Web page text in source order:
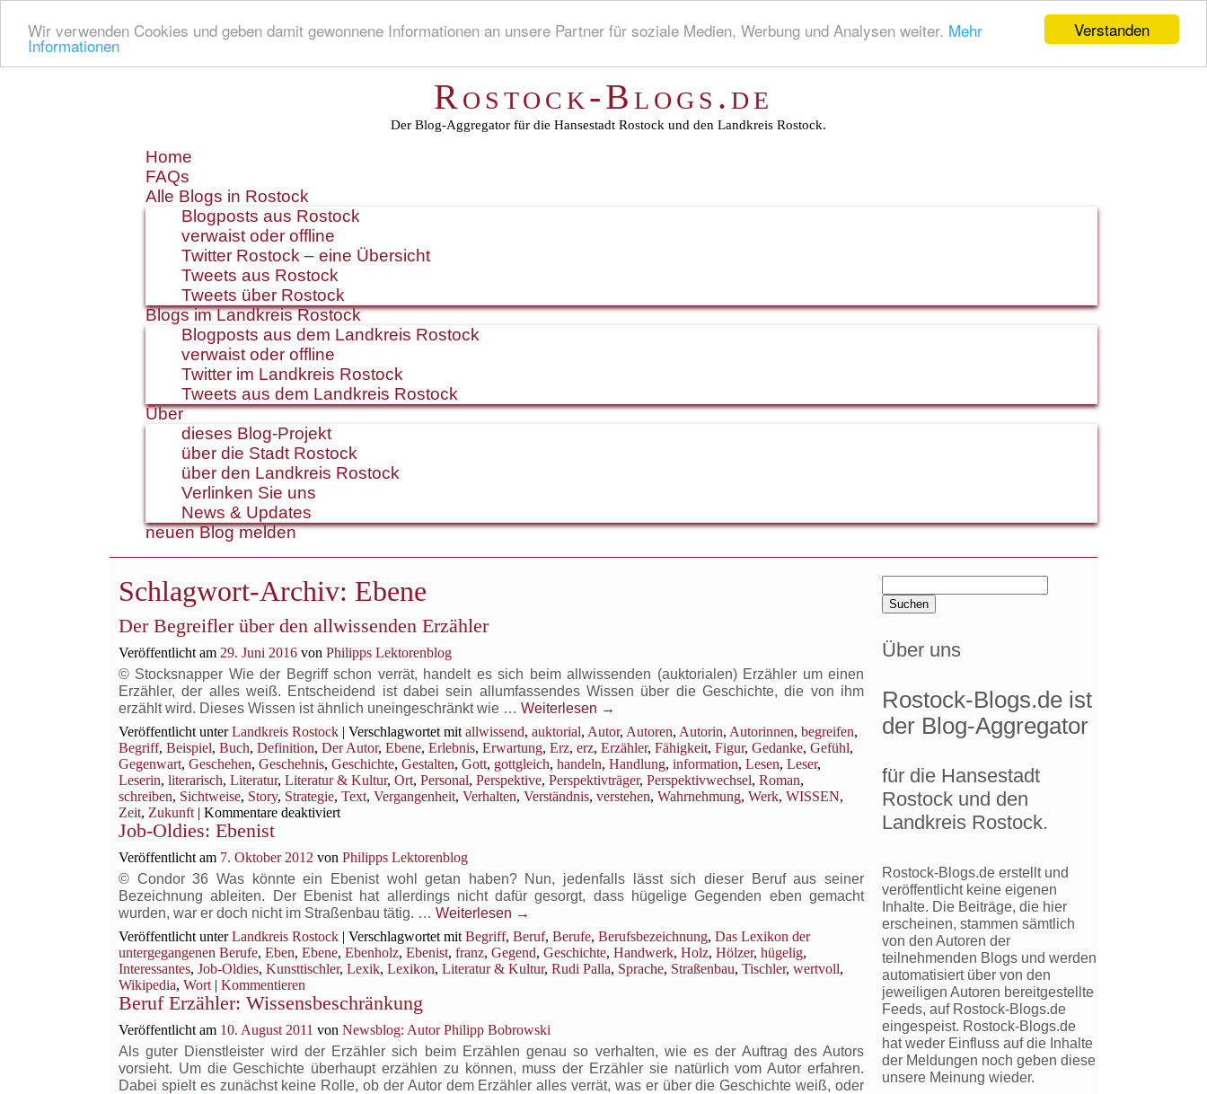
Verstanden
Wir verwenden Cookies und geben damit gewonnene Informationen an unsere Partner für soziale Medien, Werbung und Analysen weiter. Mehr
Informationen
Rostock-Blogs.de
Der Blog-Aggregator für die Hansestadt Rostock und den Landkreis Rostock.
Inhalt
springen
Home
FAQs
Alle Blogs in Rostock
Blogposts aus Rostock
verwaist oder offline
Twitter Rostock – eine Übersicht
Tweets aus Rostock
Tweets über Rostock
Blogs im Landkreis Rostock
Blogposts aus dem Landkreis Rostock
verwaist oder offline
Twitter im Landkreis Rostock
Tweets aus dem Landkreis Rostock
Über
dieses Blog-Projekt
über die Stadt Rostock
über den Landkreis Rostock
Verlinken Sie uns
News & Updates
neuen Blog melden
Schlagwort-Archiv: Ebene
Der Begreifler über den allwissenden Erzähler
Veröffentlicht am 29. Juni 2016 von Philipps Lektorenblog
© Stocksnapper Wie der Begriff schon verrät, handelt es sich beim allwissenden (auktorialen) Erzähler um einen
Erzähler, der alles weiß. Entscheidend ist dabei sein allumfassendes Wissen über die Geschichte, die von ihm
erzählt wird. Dieses Wissen ist ähnlich uneingeschränkt wie … Weiterlesen →
Veröffentlicht unter Landkreis Rostock | Verschlagwortet mit allwissend, auktorial, Autor, Autoren, Autorin, Autorinnen, begreifen,
Begriff, Beispiel, Buch, Definition, Der Autor, Ebene, Erlebnis, Erwartung, Erz, erz, Erzähler, Fähigkeit, Figur, Gedanke, Gefühl,
Gegenwart, Geschehen, Geschehnis, Geschichte, Gestalten, Gott, gottgleich, handeln, Handlung, information, Lesen, Leser,
Leserin, literarisch, Literatur, Literatur & Kultur, Ort, Personal, Perspektive, Perspektivträger, Perspektivwechsel, Roman,
schreiben, Sichtweise, Story, Strategie, Text, Vergangenheit, Verhalten, Verständnis, verstehen, Wahrnehmung, Werk, WISSEN,
Zeit, Zukunft | Kommentare deaktiviertfür
über
den
allwissenden
Erzähler
Job-Oldies: Ebenist
Veröffentlicht am 7. Oktober 2012 von Philipps Lektorenblog
© Condor 36 Was könnte ein Ebenist wohl getan haben? Nun, jedenfalls lässt sich dieser Beruf aus seiner
Bezeichnung ableiten. Der Ebenist hat allerdings nicht dafür gesorgt, dass hügelige Gegenden eben gemacht
wurden, war er doch nicht im Straßenbau tätig. … Weiterlesen →
Veröffentlicht unter Landkreis Rostock | Verschlagwortet mit Begriff, Beruf, Berufe, Berufsbezeichnung, Das Lexikon der
untergegangenen Berufe, Eben, Ebene, Ebenholz, Ebenist, franz, Gegend, Geschichte, Handwerk, Holz, Hölzer, hügelig,
Interessantes, Job-Oldies, Kunsttischler, Lexik, Lexikon, Literatur & Kultur, Rudi Palla, Sprache, Straßenbau, Tischler, wertvoll,
Wikipedia, Wort | Kommentieren
Beruf Erzähler: Wissensbeschränkung
Veröffentlicht am 10. August 2011 von Newsblog: Autor Philipp Bobrowski
Als guter Dienstleister wird der Erzähler sich beim Erzählen genau so verhalten, wie es der Auftrag des Autors
vorsieht. Um die Geschichte überhaupt erzählen zu können, muss der Erzähler sie natürlich vom Autor erfahren.
Dabei spielt es zunächst keine Rolle, ob der Autor dem Erzähler alles verrät, was er über die Geschichte weiß, oder
nach:
Über uns
Rostock-Blogs.de ist
der Blog-Aggregator
für die Hansestadt
Rostock und den
Landkreis Rostock.
Rostock-Blogs.de erstellt und
veröffentlicht keine eigenen
Inhalte. Die Beiträge, die hier
erscheinen, stammen sämtlich
von den Autoren der
teilnehmenden Blogs und werden
automatisiert über von den
jeweiligen Autoren bereitgestellte
Feeds, auf Rostock-Blogs.de
eingespeist. Rostock-Blogs.de
hat weder Einfluss auf die Inhalte
der Meldungen noch geben diese
unsere Meinung wieder.